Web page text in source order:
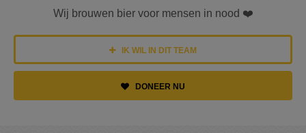
Wij brouwen bier voor mensen in nood ❤️
IK WIL IN DIT TEAM
DONEER NU